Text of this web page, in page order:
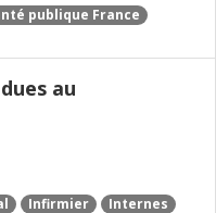
publique France
au
Infirmier
Internes